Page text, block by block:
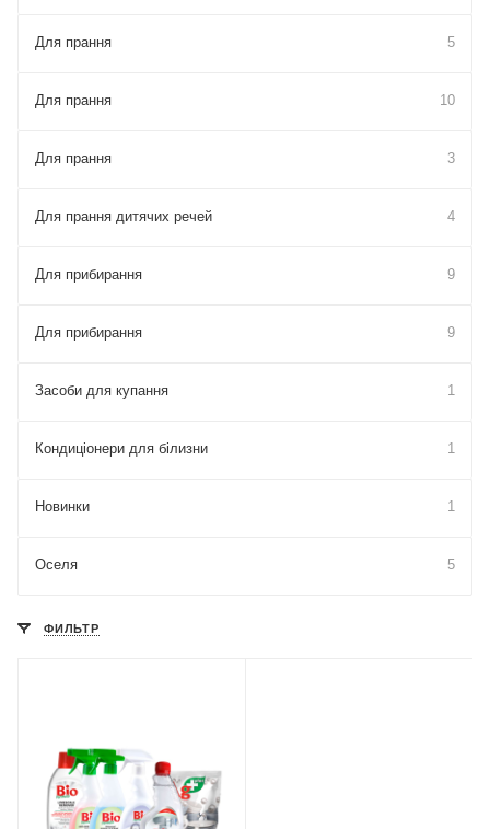
Для прання 5
Для прання 10
Для прання 3
Для прання дитячих речей 4
Для прибирання 9
Для прибирання 9
Засоби для купання 1
Кондиціонери для білизни 1
Новинки 1
Оселя 5
ФИЛЬТР